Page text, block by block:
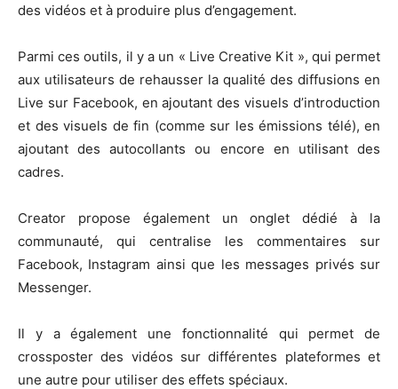
des vidéos et à produire plus d’engagement.
Parmi ces outils, il y a un « Live Creative Kit », qui permet
aux utilisateurs de rehausser la qualité des diffusions en
Live sur Facebook, en ajoutant des visuels d’introduction
et des visuels de fin (comme sur les émissions télé), en
ajoutant des autocollants ou encore en utilisant des
cadres.
Creator propose également un onglet dédié à la
communauté, qui centralise les commentaires sur
Facebook, Instagram ainsi que les messages privés sur
Messenger.
Il y a également une fonctionnalité qui permet de
crossposter des vidéos sur différentes plateformes et
une autre pour utiliser des effets spéciaux.